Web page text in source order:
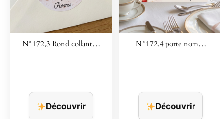
N°172,3 Rond collant…
Découvrir
N°172.4 porte nom…
Découvrir